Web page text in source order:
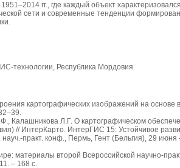
гг., где каждый объект
сети и современные тенденции
технологии, Республика Мордовия
картографических изображений на
Калашникова Л.Г. О картографическом
// ИнтерКарто. ИнтерГИС 15: Устойчивое
практ. конф., Пермь, Гент (Бельгия), 29 июня
материалы второй Всероссийской научно-
– 168 с.